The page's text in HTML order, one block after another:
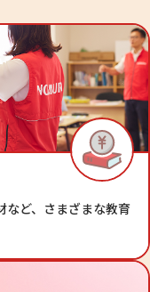
など、さまざまな教育